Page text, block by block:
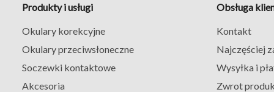
Produkty i usługi
Okulary korekcyjne
Okulary przeciwsłoneczne
Soczewki kontaktowe
Akcesoria
Obsługa
Kontakt
Najczęściej
Wysyłka i
Zwrot